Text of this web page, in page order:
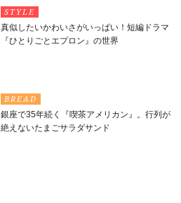
STYLE
真似したいかわいさがいっぱい！短編ドラマ
『ひとりごとエプロン』の世界
BREAD
銀座で35年続く『喫茶アメリカン』。行列が
絶えないたまごサラダサンド